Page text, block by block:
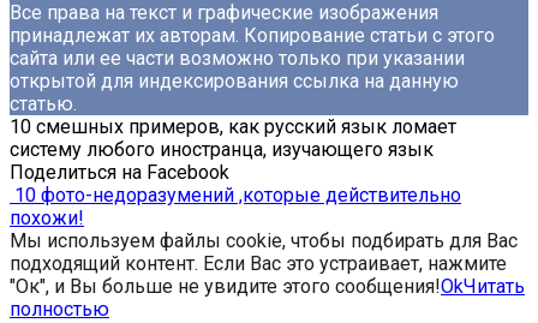
Все права на текст и графические изображения
принадлежат их авторам. Копирование статьи с этого
сайта или ее части возможно только при указании
открытой для индексирования ссылка на данную
статью.
10 смешных примеров, как русский язык ломает
систему любого иностранца, изучающего язык
Поделиться на Facebook
10 фото-недоразумений ,которые действительно
похожи!
Мы используем файлы cookie, чтобы подбирать для Вас
подходящий контент. Если Вас это устраивает, нажмите
"Ок", и Вы больше не увидите этого сообщения!OkЧитать
полностью